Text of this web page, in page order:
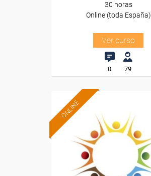
30 horas
Online (toda España)
Ver curso
0 79
ONLINE
Formación 100%
subvencionada.
Para desempleados,
trabajadores y autónomos.